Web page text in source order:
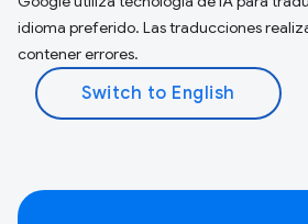
idioma preferido. Las traducciones
contener errores.